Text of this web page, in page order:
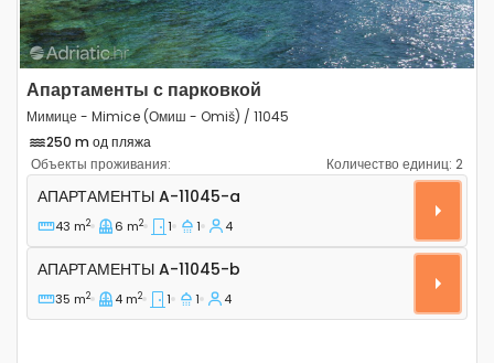
Апартаменты с парковкой
Мимице - Mimice (Омиш - Omiš) / 11045
250 m од пляжа
Объекты проживания:
Количество единиц: 2
Однокомнатные апартаменты Мимице - Mimice,
АПАРТАМЕНТЫ A-11045-a
43 m2 6 m2 1 1 4
Апартаменты A-11045-b
АПАРТАМЕНТЫ A-11045-b
35 m2 4 m2 1 1 4